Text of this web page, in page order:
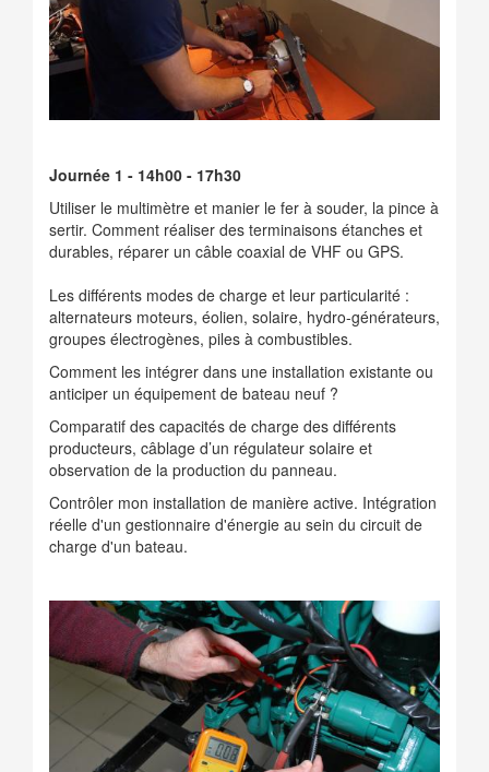
Journée 1 - 14h00 - 17h30
Utiliser le multimètre et manier le fer à souder, la pince à
sertir. Comment réaliser des terminaisons étanches et
durables, réparer un câble coaxial de VHF ou GPS.
Les différents modes de charge et leur particularité :
alternateurs moteurs, éolien, solaire, hydro-générateurs,
groupes électrogènes, piles à combustibles.
Comment les intégrer dans une installation existante ou
anticiper un équipement de bateau neuf ?
Comparatif des capacités de charge des différents
producteurs, câblage d’un régulateur solaire et
observation de la production du panneau.
Contrôler mon installation de manière active. Intégration
réelle d'un gestionnaire d'énergie au sein du circuit de
charge d'un bateau.